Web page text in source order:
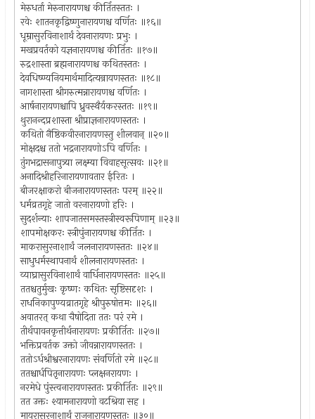
मेरुधर्ता मेरुनारायणश्च कीर्तितस्ततः ।
रवेः शातनकृद्विष्णुनारायणश्च वर्णितः ॥१६॥
धूम्रासुरविनाशार्थं देवनारायणः प्रभुः ।
मखप्रवर्तको यज्ञनारायणश्च कीर्तितः ॥१७॥
रुद्रशास्ता ब्रह्मनारायणश्च कथितस्ततः ।
देवधिष्ण्यनियमार्थमादित्यन्रायणस्ततः ॥१८॥
नागशास्ता श्रीगरुत्मन्नारायणश्च वर्णितः ।
आर्षनारायणश्चापि ध्रुवस्थैर्यकरस्ततः ॥१९॥
थुरानन्दप्रशास्ता श्रीप्राज्ञनारायणस्ततः ।
कथितो नैष्ठिकवीरनारायणस्तु शीलवान् ॥२०॥
मोक्षदश्च ततो भद्रनारायणोऽपि वर्णितः ।
तुंगभद्रासनापुत्र्या लक्ष्म्या विवाहसूत्सवः ॥२१॥
अनादिश्रीहरिनारायणावतार ईरितः ।
बीजरक्षाकरो बीजनारायणस्ततः परम् ॥२२॥
धर्मव्रतगृहे जातो वरनारायणो हरिः ।
सुदर्शन्याः शापजातसमस्तस्त्रीस्वरूपिणाम् ॥२३॥
शापमोक्षकरः स्त्रीपुंनारायणश्च कीर्तितः ।
माकरासुरनाशार्थं जलनारायणस्ततः ॥२४॥
साधुधर्मस्थापनार्थं शीलनारायणस्ततः ।
व्याघ्रासुरविनाशार्थं वार्धिनारायणस्ततः ॥२५॥
ततश्चतुर्मुखः कृष्णः कथितः सृष्टिसदृशः ।
राधनिकापुण्यव्रातगृहे श्रीपुरुषोत्तमः ॥२६॥
अवातरत् कथा चैषोदिता ततः परं रमे ।
तीर्थपावनकृत्तीर्थनारायणः प्रकीर्तितः ॥२७॥
भक्तिप्रवर्तक उक्तो जीवन्नारायणस्ततः ।
ततोऽर्धश्रीश्वरनारायणः संवर्णितो रमे ॥२८॥
ततश्चार्धपितृनारायणः प्लक्षनरायणः ।
नरमेधे पुंस्त्वनारायणस्ततः प्रकीर्तितः ॥२९॥
तत उक्तः श्यामनारायणो वटश्रिया सह ।
मायूरासुरनाशार्थं राजनारायणस्ततः ॥३०॥